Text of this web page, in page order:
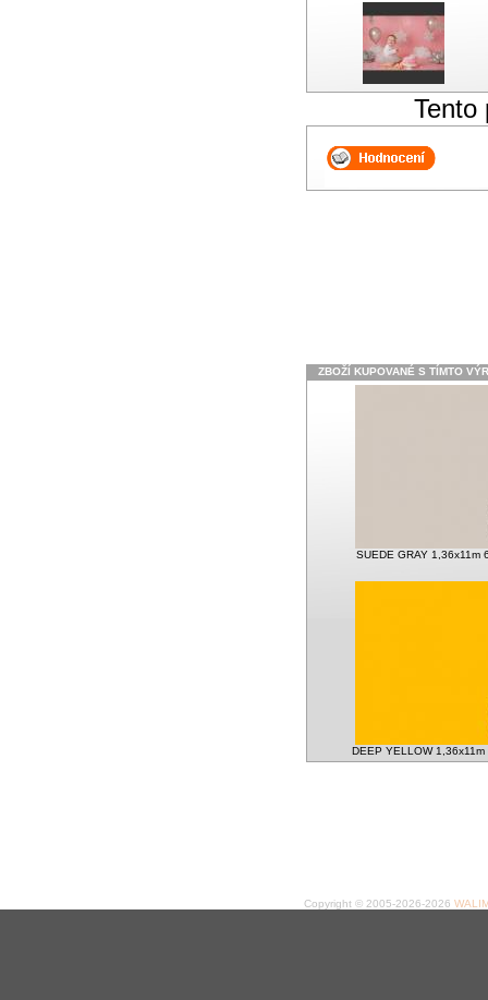
Tento
ZBOŽÍ KUPOVANÉ S TÍMTO
SUEDE GRAY 1,36x11m
DEEP YELLOW
Copyright © 2005-2026-2026